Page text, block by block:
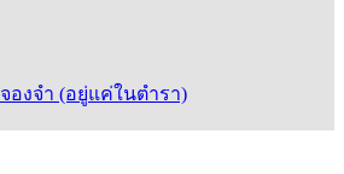
จองจำ (อยู่แค่ในตำรา)